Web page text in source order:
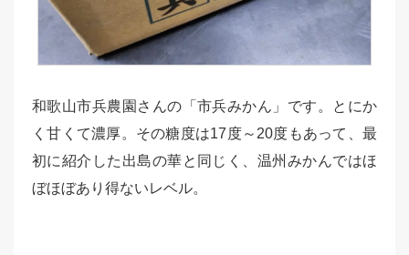
和歌山市兵農園さんの「市兵みかん」です。とにか
く甘くて濃厚。その糖度は17度～20度もあって、最
初に紹介した出島の華と同じく、温州みかんではほ
ぼほぼあり得ないレベル。